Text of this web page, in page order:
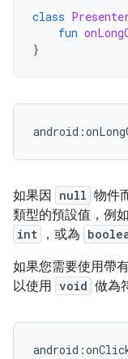
class
fun
}
如果因 null 物件
類型的預設值，例如
int ，或為
如果您需要使用帶
以使用 void 做為